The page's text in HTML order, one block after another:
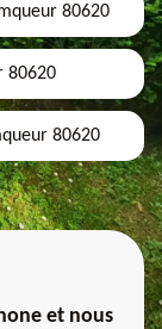
80620
80620
80620
et nous